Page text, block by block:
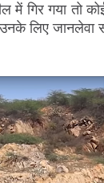
गिर गया तो
लिए जानलेवा